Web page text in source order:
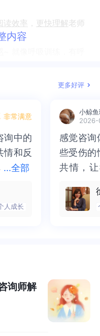
读效率 ， 更快理解老师
重要的
的~
井号，①序号。
内容
更多好评
非常满意
...全部
询中的
情和反
量。
走，
询中的
情和反
的那
然不
我很
人成长
小鲸
感觉咨询
些受伤的
共情，
一部分
而且当
感觉咨询
些受伤的
共情，让
处理的
询师准
询师解